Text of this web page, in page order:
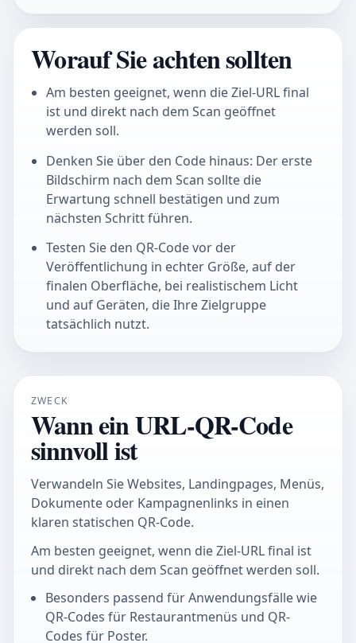
Worauf Sie achten sollten
Am besten geeignet, wenn die Ziel-URL final
ist und direkt nach dem Scan geöffnet
werden soll.
Denken Sie über den Code hinaus: Der erste
Bildschirm nach dem Scan sollte die
Erwartung schnell bestätigen und zum
nächsten Schritt führen.
Testen Sie den QR-Code vor der
Veröffentlichung in echter Größe, auf der
finalen Oberfläche, bei realistischem Licht
und auf Geräten, die Ihre Zielgruppe
tatsächlich nutzt.
ZWECK
Wann ein URL-QR-Code
sinnvoll ist
Verwandeln Sie Websites, Landingpages, Menüs,
Dokumente oder Kampagnenlinks in einen
klaren statischen QR-Code.
Am besten geeignet, wenn die Ziel-URL final ist
und direkt nach dem Scan geöffnet werden soll.
Besonders passend für Anwendungsfälle wie
QR-Codes für Restaurantmenüs und QR-
Codes für Poster.